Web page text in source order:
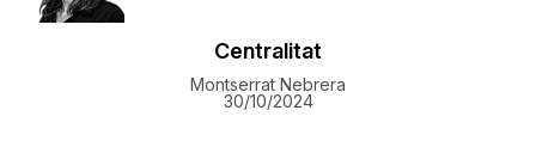
Centralitat
Montserrat Nebrera
30/10/2024